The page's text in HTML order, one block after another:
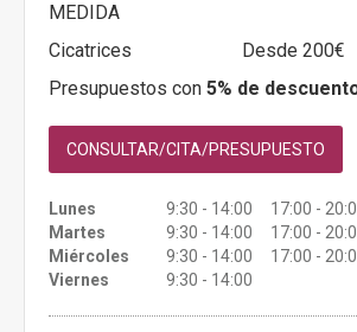
MEDIDA
Cicatrices
Desde 200€
Presupuestos con 5% de
CONSULTAR/CITA/PRESUPUESTO
Lunes
9:30 - 14:00 17:00 -
Martes
9:30 - 14:00 17:00 -
Miércoles
9:30 - 14:00 17:00 -
Viernes
9:30 - 14:00